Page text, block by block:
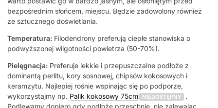
bezpośrednim słońcem, miejscu. Będzie zadowolony również
ze sztucznego doświetlania.
Temperatura: Filodendrony preferują ciepłe stanowiska o
podwyższonej wilgotności powietrza (50-70%).
Pielęgnacja: Preferuje lekkie i przepuszczalne podłoże z
dominantą perlitu, kory sosnowej, chipsów kokosowych i
keramzytu. Najlepiej rośnie wspinając się po podporze,
wykorzystajmy np. Palik kokosowy 75cm NIEDOSTĘPNY
.